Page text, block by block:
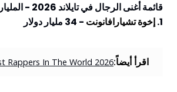
قائمة أغنى الرجال في تايلاند 2026 - المليارديرات التايلنديون
1. إخوة تشيارافانونت - 34 مليار دولار
اقرأ أيضاً:Rappers In The World 2026